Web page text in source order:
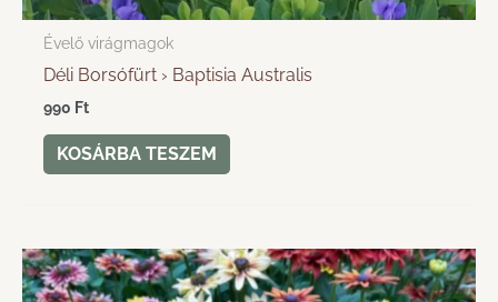
Évelő virágmagok
Déli Borsófürt › Baptisia Australis
990 Ft
KOSÁRBA TESZEM